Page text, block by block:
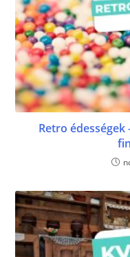
Retro édességek